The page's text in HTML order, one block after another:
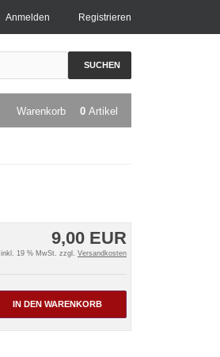
Registrieren
Anmelden
SUCHEN
Warenkorb 0 Artikel
9,00 EUR
inkl. 19 % MwSt. zzgl. Versandkosten
IN DEN WARENKORB